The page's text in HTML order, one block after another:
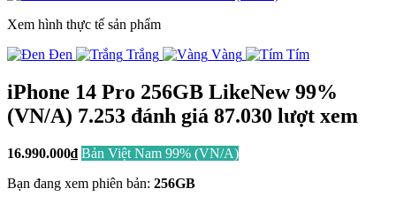
Xem hình thực tế sản phẩm
Đen
Trắng Vàng Tím
iPhone 14 Pro 256GB LikeNew 99%
(VN/A) 7.253 đánh giá 87.030 lượt xem
16.990.000₫ Bản Việt Nam 99% (VN/A)
Bạn đang xem phiên bản: 256GB